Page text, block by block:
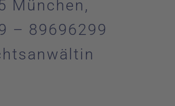
München,
– 89696299